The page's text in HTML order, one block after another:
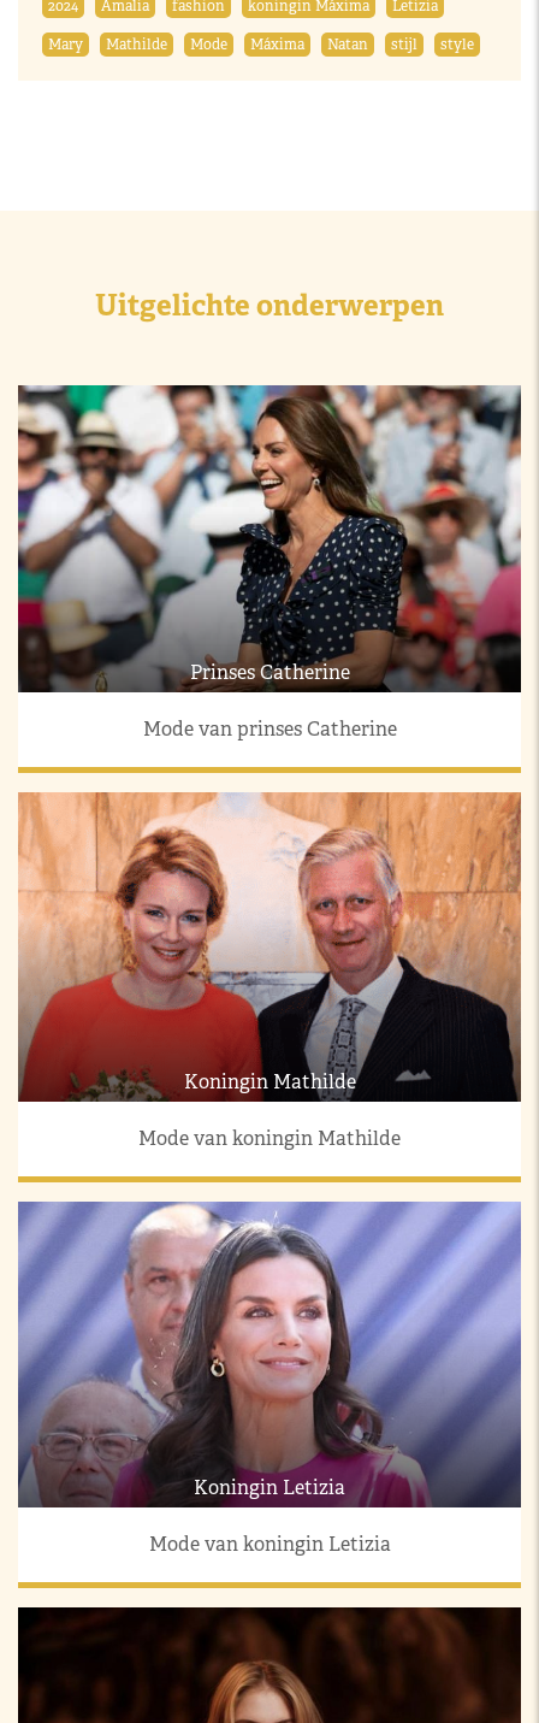
2024 Amalia fashion koningin Máxima
Letizia
Mary
Mathilde Mode Máxima Natan stijl style
Uitgelichte onderwerpen
Prinses Catherine
Mode van prinses Catherine
Koningin Mathilde
Mode van koningin Mathilde
Koningin Letizia
Mode van koningin Letizia